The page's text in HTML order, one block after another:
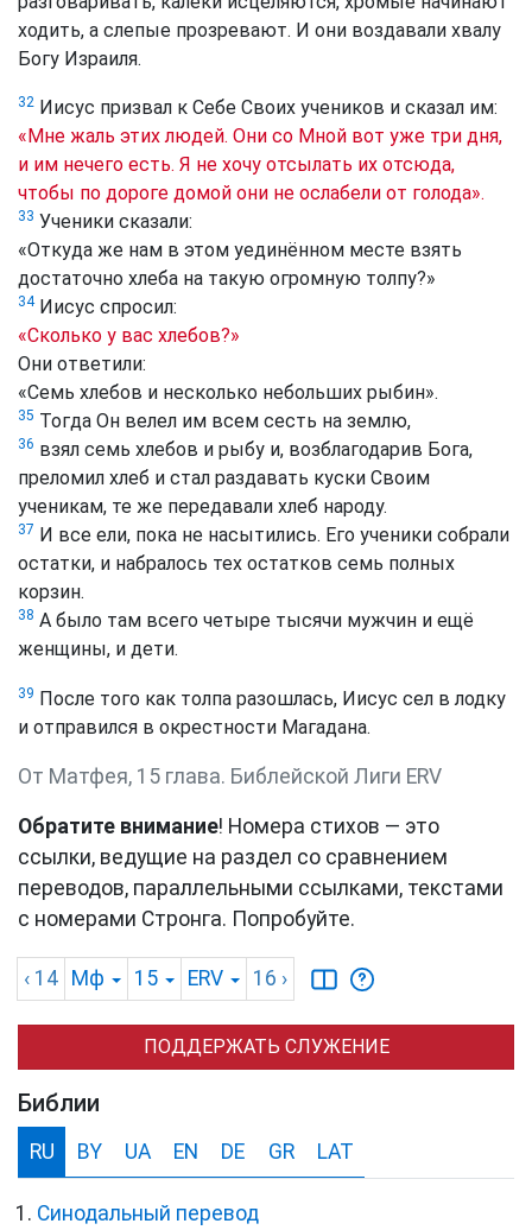
ходить, а слепые прозревают. И они воздавали хвалу
Богу Израиля.
32 Иисус призвал к Себе Своих учеников и сказал им:
«Мне жаль этих людей. Они со Мной вот уже три дня,
и им нечего есть. Я не хочу отсылать их отсюда,
чтобы по дороге домой они не ослабели от голода».
33 Ученики сказали:
«Откуда же нам в этом уединённом месте взять
достаточно хлеба на такую огромную толпу?»
34Иисус спросил:
«Сколько у вас хлебов?»
Они ответили:
«Семь хлебов и несколько небольших рыбин».
35 Тогда Он велел им всем сесть на землю,
36 взял семь хлебов и рыбу и, возблагодарив Бога,
преломил хлеб и стал раздавать куски Своим
ученикам, те же передавали хлеб народу.
37 И все ели, пока не насытились. Его ученики собрали
остатки, и набралось тех остатков семь полных
корзин.
38 А было там всего четыре тысячи мужчин и ещё
женщины, и дети.
39 После того как толпа разошлась, Иисус сел в лодку
и отправился в окрестности Магадана.
От Матфея, 15 глава. Библейской Лиги ERV
Обратите внимание! Номера стихов — это
ссылки, ведущие на раздел со сравнением
переводов, параллельными ссылками, текстами
с номерами Стронга. Попробуйте.
‹ 14 Мф 15 ERV 16 ›
ПОДДЕРЖАТЬ СЛУЖЕНИЕ
Библии
RU BY UA EN DE GR LAT
Синодальный перевод